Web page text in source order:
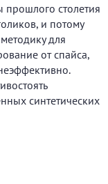
столетия
и потому
для
от спайса,
синтетических